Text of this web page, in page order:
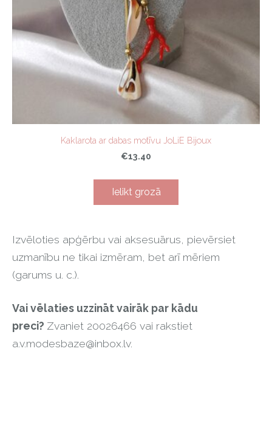
Izvēloties apģērbu vai aksesuārus, pievērsiet
uzmanību ne tikai izmēram, bet arī mēriem
(garums u. c.).
Vai vēlaties uzzināt vairāk par kādu
preci? Zvaniet 20026466 vai rakstiet
a.v.modesbaze@inbox.lv.
Kaklarota ar dabas motīvu JoLiE Bijoux
€13.40
Ielikt grozā